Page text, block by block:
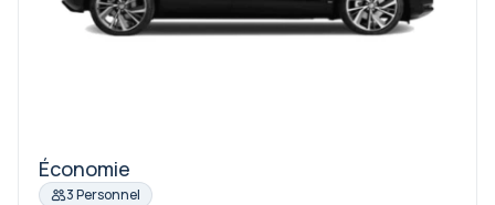
Économie
3 Personnel